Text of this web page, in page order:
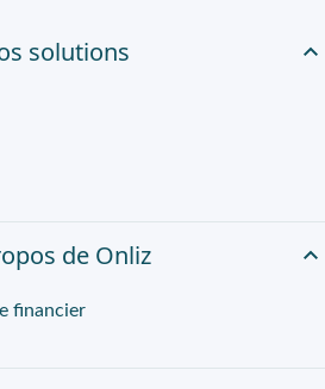
solutions
de Onliz
financier